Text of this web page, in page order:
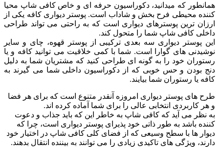
همانطور که میدانید، دکوراسیون حرفه ای و خاص کافی شاپ محیا
کننده محیطی فرح بخش و شاداب است. پوستر دیواری کافه یکی از
ارزان ترین پوسترهای دیواری است که به راحتی می تواند طراحی
داخلی کافی شاپ شما را متحول کند.
این پوستر دیواری سه بعدی ترکیبی از پوستر قهوه، چای و سایر
نوشیدنی های گوارا است. شما با کمی خلاقیت می توانید کافه و یا
رستوران خود را به گونه ای طراحی کنید که مشتریان شما به دلیل
دنج بودن و حس خوبی که از دکوراسیون داخلی شما می گیرند به
کافه یا رستوران شما بیایند.
طرح های پوستر دیواری امروزه آنقدر متنوع است که برای هر فضا
و هر کاربردی انتخابی عالی را برای شما آماده کرده اند.
به نظر می آید که کافی شاپ به خاطر این که باید جذاب و دعوت
کننده باشد به طور ذاتی خود پذیرای پوستر دیواری است، چرا که
دیوار ها با سطح وسیعی که از فضای کلی کافی شاپ در اختیار خود
دارند، ویژگی های تاکیدی زیادی را می توانند به بیننده انتقال بدهند.